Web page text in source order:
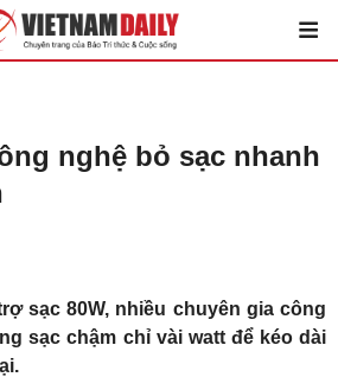
nghệ bỏ sạc nhanh
sạc 80W, nhiều chuyên gia công
sạc chậm chỉ vài watt để kéo dài